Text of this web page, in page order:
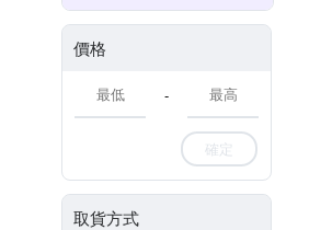
價格
-
確定
取貨方式